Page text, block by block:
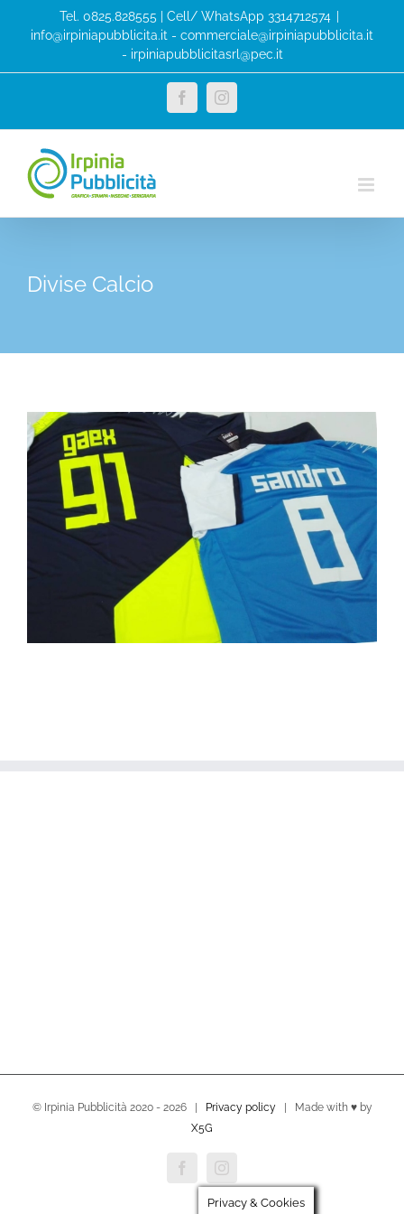
Tel. 0825.828555 | Cell/ WhatsApp 3314712574
info@irpiniapubblicita.it - commerciale@irpiniapubblicita.it
- irpiniapubblicitasrl@pec.it
FacebookInstagram
Divise Calcio
© Irpinia Pubblicità 2020 - 2026 | Privacy policy| Made with ♥ by
X5G
FacebookInstagram
Privacy & Cookies